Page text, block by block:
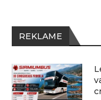
REKLAME